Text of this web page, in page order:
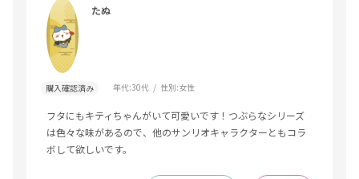
たぬ
購入確認済み 年代:30代 性別:女性
フタにもキティちゃんがいて可愛いです！つぶらなシリーズ
は色々な味があるので、他のサンリオキャラクターともコラ
ボして欲しいです。